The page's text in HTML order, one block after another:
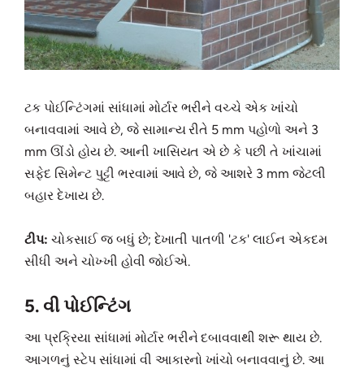
ટક પોઈન્ટિંગમાં સાંધામાં મોર્ટાર ભરીને વચ્ચે એક ખાંચો
બનાવવામાં આવે છે, જે સામાન્ય રીતે 5 mm પહોળો અને 3
mm ઊંડો હોય છે. આની ખાસિયત એ છે કે પછી તે ખાંચામાં
સફેદ સિમેન્ટ પુટ્ટી ભરવામાં આવે છે, જે આશરે 3 mm જેટલી
બહાર દેખાય છે.
ટીપ: ચોકસાઈ જ બધું છે; દેખાતી પાતળી 'ટક' લાઈન એકદમ
સીધી અને ચોખ્ખી હોવી જોઈએ.
5. વી પોઈન્ટિંગ
આ પ્રક્રિયા સાંધામાં મોર્ટાર ભરીને દબાવવાથી શરૂ થાય છે.
આગળનું સ્ટેપ સાંધામાં વી આકારનો ખાંચો બનાવવાનું છે. આ